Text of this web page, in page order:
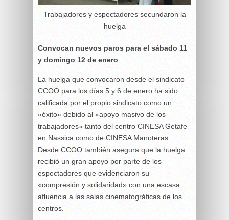
Trabajadores y espectadores secundaron la
huelga
Convocan nuevos paros para el sábado 11
y domingo 12 de enero
La huelga que convocaron desde el sindicato
CCOO para los días 5 y 6 de enero ha sido
calificada por el propio sindicato como un
«éxito» debido al «apoyo masivo de los
trabajadores» tanto del centro CINESA Getafe
en Nassica como de CINESA Manoteras.
Desde CCOO también asegura que la huelga
recibió un gran apoyo por parte de los
espectadores que evidenciaron su
«compresión y solidaridad» con una escasa
afluencia a las salas cinematográficas de los
centros.